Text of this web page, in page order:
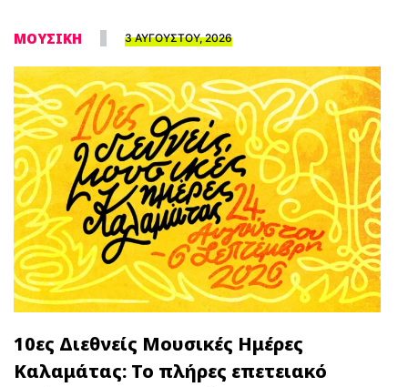
ΜΟΥΣΙΚΗ 3 ΑΥΓΟΥΣΤΟΥ, 2026
10ες Διεθνείς Μουσικές Ημέρες
Καλαμάτας: Το πλήρες επετειακό